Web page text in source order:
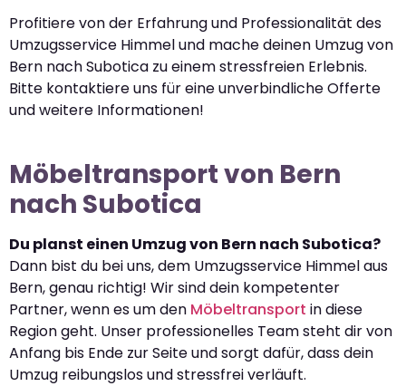
Profitiere von der Erfahrung und Professionalität des
Umzugsservice Himmel und mache deinen Umzug von
Bern nach Subotica zu einem stressfreien Erlebnis.
Bitte kontaktiere uns für eine unverbindliche Offerte
und weitere Informationen!
Möbeltransport von Bern
nach Subotica
Du planst einen Umzug von Bern nach Subotica?
Dann bist du bei uns, dem Umzugsservice Himmel aus
Bern, genau richtig! Wir sind dein kompetenter
Partner, wenn es um den Möbeltransport in diese
Region geht. Unser professionelles Team steht dir von
Anfang bis Ende zur Seite und sorgt dafür, dass dein
Umzug reibungslos und stressfrei verläuft.